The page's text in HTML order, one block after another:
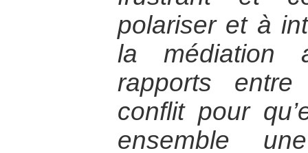
polariser et à
la médiation
rapports
conflit pour
ensemble